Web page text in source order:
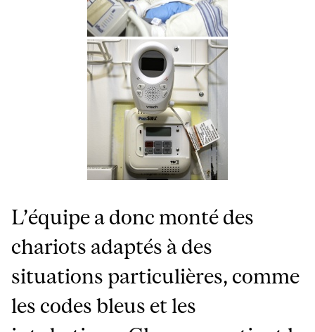
L’équipe a donc monté des
chariots adaptés à des
situations particulières, comme
les codes bleus et les